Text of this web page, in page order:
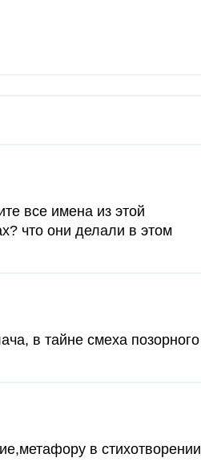
все имена из этой
что они делали в этом
в тайне смеха позорного
в стихотворении